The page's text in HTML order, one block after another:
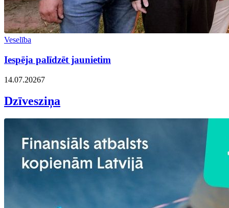
Veselība
Iespēja palīdzēt jaunietim
14.07.20267
Dzīvesziņa